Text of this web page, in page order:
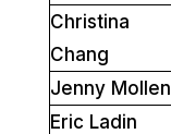
Christina
Chang
Jenny Mollen
Eric Ladin